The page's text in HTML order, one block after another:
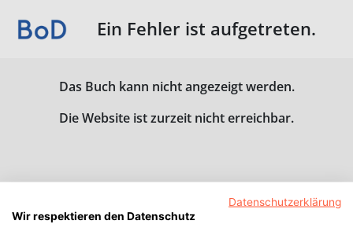
Ein Fehler ist aufgetreten.
Das Buch kann nicht angezeigt werden.
Die Website ist zurzeit nicht erreichbar.
Datenschutzerklärung
Wir respektieren den Datenschutz